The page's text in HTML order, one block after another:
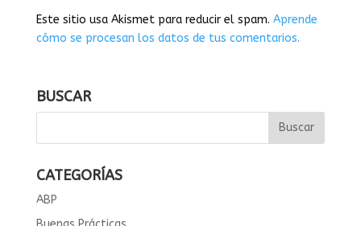
Este sitio usa Akismet para reducir el spam. Aprende
cómo se procesan los datos de tus comentarios.
BUSCAR
CATEGORÍAS
ABP